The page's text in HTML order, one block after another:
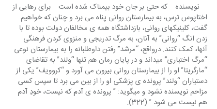
نویسنده – که حتی بر جان خود بیمناک شده است – برای رهایی از
اختاپوس ترس، به بیمارستان روانی پناه می برد و چنان که خواهیم
گفت، کلینیکهای روانی، بازداشتگاه همه ی مخالفان دولت بوده تا با
زدن انگ “روانی” به آنان، به مرگ تدریجی و منزوی کردن فرهنگی
آنها، کمک کنند. درواقع، “مرشد” رفتن داوطلبانه را به بیمارستان نوعی
“مرگ اختیاری” میداند و در پایان رمان هم تنها “ولند” به تقاضای
“مارگریتا” او را از بیمارستان روانی بیرون می آورد و “کروویف” یکی از
دستیاران “ولند” پرونده ی پزشکی او را از بین می برد تا سپس کسی
مزاحم نویسنده نشود و میگوید: ” پرونده ی آدم که نیست، خودِ آدم
هم نیست می شود ” (322).